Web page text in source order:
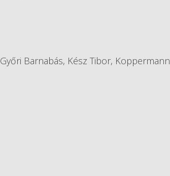
Barnabás, Kész Tibor, Koppermann